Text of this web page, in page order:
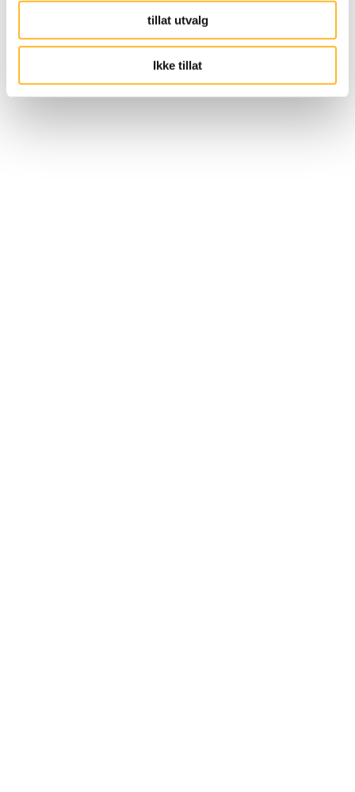
tillat utvalg
Ikke tillat